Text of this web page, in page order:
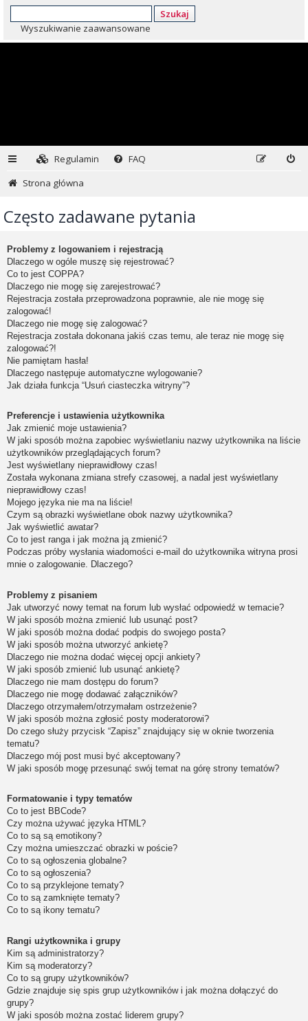
Szukaj
Wyszukiwanie zaawansowane
Regulamin
FAQ
Strona główna
Często zadawane pytania
Problemy z logowaniem i rejestracją
Dlaczego w ogóle muszę się rejestrować?
Co to jest COPPA?
Dlaczego nie mogę się zarejestrować?
Rejestracja została przeprowadzona poprawnie, ale nie mogę się
zalogować!
Dlaczego nie mogę się zalogować?
Rejestracja została dokonana jakiś czas temu, ale teraz nie mogę się
zalogować?!
Nie pamiętam hasła!
Dlaczego następuje automatyczne wylogowanie?
Jak działa funkcja “Usuń ciasteczka witryny”?
Preferencje i ustawienia użytkownika
Jak zmienić moje ustawienia?
W jaki sposób można zapobiec wyświetlaniu nazwy użytkownika na liście
użytkowników przeglądających forum?
Jest wyświetlany nieprawidłowy czas!
Została wykonana zmiana strefy czasowej, a nadal jest wyświetlany
nieprawidłowy czas!
Mojego języka nie ma na liście!
Czym są obrazki wyświetlane obok nazwy użytkownika?
Jak wyświetlić awatar?
Co to jest ranga i jak można ją zmienić?
Podczas próby wysłania wiadomości e-mail do użytkownika witryna prosi
mnie o zalogowanie. Dlaczego?
Problemy z pisaniem
Jak utworzyć nowy temat na forum lub wysłać odpowiedź w temacie?
W jaki sposób można zmienić lub usunąć post?
W jaki sposób można dodać podpis do swojego posta?
W jaki sposób można utworzyć ankietę?
Dlaczego nie można dodać więcej opcji ankiety?
W jaki sposób zmienić lub usunąć ankietę?
Dlaczego nie mam dostępu do forum?
Dlaczego nie mogę dodawać załączników?
Dlaczego otrzymałem/otrzymałam ostrzeżenie?
W jaki sposób można zgłosić posty moderatorowi?
Do czego służy przycisk “Zapisz” znajdujący się w oknie tworzenia
tematu?
Dlaczego mój post musi być akceptowany?
W jaki sposób mogę przesunąć swój temat na górę strony tematów?
Formatowanie i typy tematów
Co to jest BBCode?
Czy można używać języka HTML?
Co to są są emotikony?
Czy można umieszczać obrazki w poście?
Co to są ogłoszenia globalne?
Co to są ogłoszenia?
Co to są przyklejone tematy?
Co to są zamknięte tematy?
Co to są ikony tematu?
Rangi użytkownika i grupy
Kim są administratorzy?
Kim są moderatorzy?
Co to są grupy użytkowników?
Gdzie znajduje się spis grup użytkowników i jak można dołączyć do
grupy?
W jaki sposób można zostać liderem grupy?